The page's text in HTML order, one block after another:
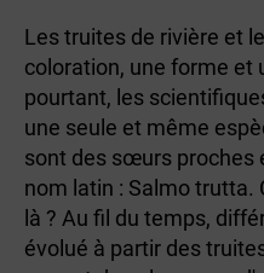
Les truites de rivière et
coloration, une forme et
pourtant, les
une seule et même
sont des sœurs proches
nom latin : Salmo trutta.
là ? Au fil du temps,
évolué à partir des